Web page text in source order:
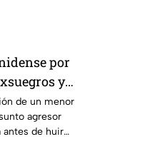
por
y
de un menor
agresor
antes de huir